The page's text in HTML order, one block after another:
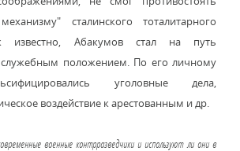
сталинского тоталитарного
известно, Абакумов стал на путь
служебным положением. По его личному
уголовные дела,
воздействие к арестованным и др.
военные контрразведчики и используют ли они в